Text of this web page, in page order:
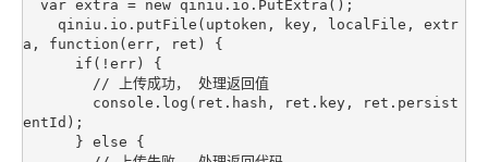
a, function(err, ret) {
entId);